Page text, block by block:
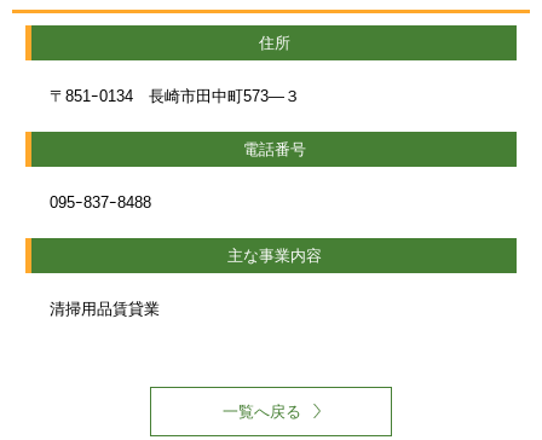
住所
〒851ｰ0134 長崎市田中町573―３
電話番号
095ｰ837ｰ8488
主な事業内容
清掃用品賃貸業
一覧へ戻る